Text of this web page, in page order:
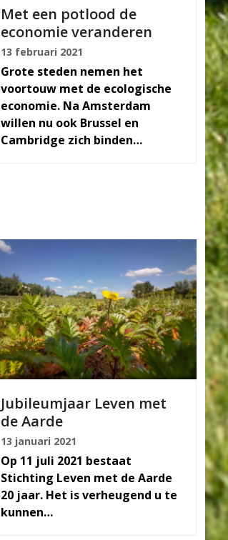
Met een potlood de
economie veranderen
13 februari 2021
Grote steden nemen het
voortouw met de ecologische
economie. Na Amsterdam
willen nu ook Brussel en
Cambridge zich binden…
Jubileumjaar Leven met
de Aarde
13 januari 2021
Op 11 juli 2021 bestaat
Stichting Leven met de Aarde
20 jaar. Het is verheugend u te
kunnen…